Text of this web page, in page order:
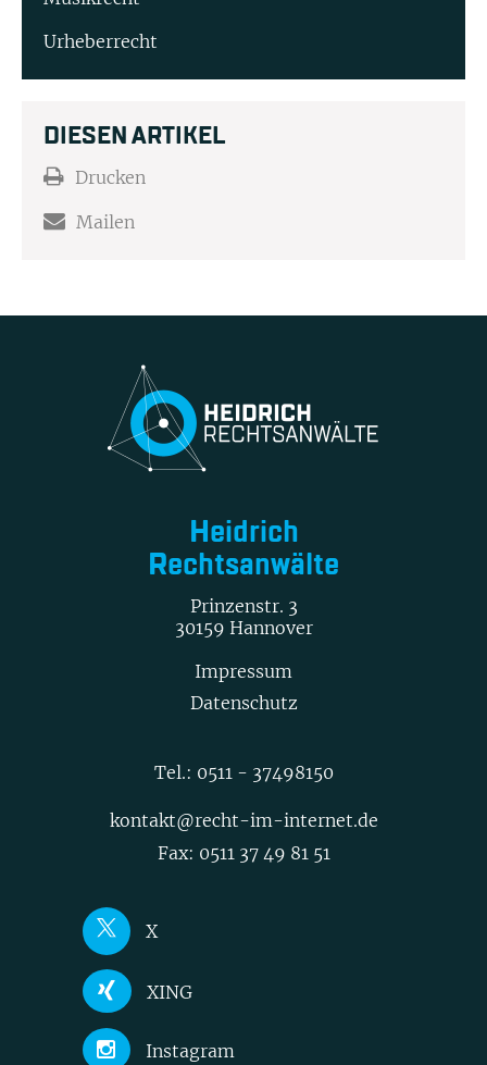
Urheberrecht
DIESEN ARTIKEL
Drucken
Mailen
Heidrich
Rechtsanwälte
Prinzenstr. 3
30159 Hannover
Impressum
Datenschutz
Tel.: 0511 - 37498150
kontakt@recht-im-internet.de
Fax: 0511 37 49 81 51
X
Joerg Heidrich
Nick Akinci
XING
Joerg Heidrich
Instagram